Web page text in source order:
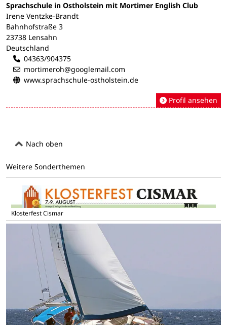
Sprachschule in Ostholstein mit Mortimer English Club
Irene Ventzke-Brandt
Bahnhofstraße 3
23738 Lensahn
Deutschland
04363/904375
mortimeroh@googlemail.com
www.sprachschule-ostholstein.de
Profil ansehen
Nach oben
Weitere Sonderthemen
Klosterfest Cismar